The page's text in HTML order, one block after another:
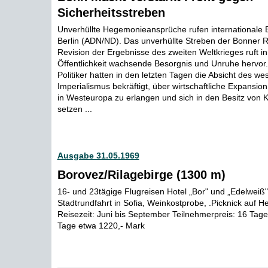
Sicherheitsstreben
Unverhüllte Hegemonieansprüche rufen internationale
Berlin (ADN/ND). Das unverhüllte Streben der Bonner
Revision der Ergebnisse des zweiten Weltkrieges ruft
Öffentlichkeit wachsende Besorgnis und Unruhe
Politiker hatten in den letzten Tagen die Absicht des
Imperialismus bekräftigt, über wirtschaftliche
in Westeuropa zu erlangen und sich in den Besitz von
setzen ...
Ausgabe 31.05.1969
Borovez/Rilagebirge (1300 m)
16- und 23tägige Flugreisen Hotel „Bor" und
Stadtrundfahrt in Sofia, Weinkostprobe, .Picknick auf
Reisezeit: Juni bis September Teilnehmerpreis: 16
Tage etwa 1220,- Mark